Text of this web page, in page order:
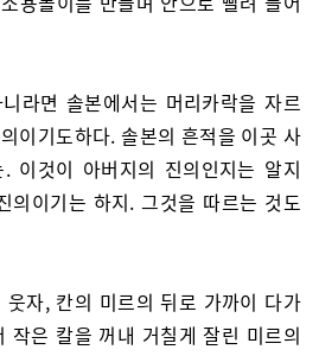
라면 솔본에서는 머리카락을 자르
이기도하다. 솔본의 흔적을 이곳 사
이것이 아버지의 진의인지는 알지
의이기는 하지. 그것을 따르는 것도
자, 칸의 미르의 뒤로 가까이 다가
작은 칼을 꺼내 거칠게 잘린 미르의